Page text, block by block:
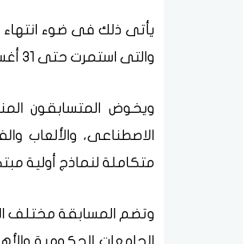
يأتى ذلك فى ضوء انتهاء
والتى استمرت حتى 31 أغسطس.
الاصطناعى، والألعاب
متكاملة لنماذج أولية